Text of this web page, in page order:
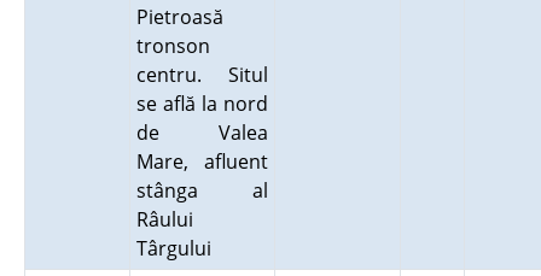
Pietroasă
tronson
centru. Situl
se află la nord
de Valea
Mare, afluent
stânga al
Râului
Târgului